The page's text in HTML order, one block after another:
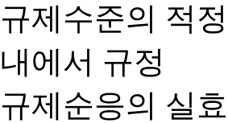
규제수준의 적
내에서 규정
규제순응의 실